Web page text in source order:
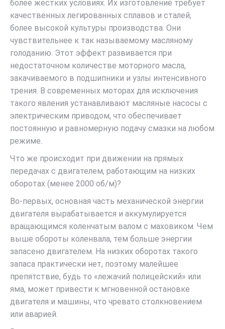
более жестких условиях. Их изготовление требует
качественных легированных сплавов и сталей,
более высокой культуры производства. Они
чувствительнее к так называемому масляному
голоданию. Этот эффект развивается при
недостаточном количестве моторного масла,
закачиваемого в подшипники и узлы интенсивного
трения. В современных моторах для исключения
такого явления устанавливают масляные насосы с
электрическим приводом, что обеспечивает
постоянную и равномерную подачу смазки на любом
режиме.
Что же происходит при движении на прямых
передачах с двигателем, работающим на низких
оборотах (менее 2000 об/м)?
Во-первых, основная часть механической энергии
двигателя вырабатывается и аккумулируется
вращающимся коленчатым валом с маховиком. Чем
выше обороты коленвала, тем больше энергии
запасено двигателем. На низких оборотах такого
запаса практически нет, поэтому малейшее
препятствие, будь то «лежачий полицейский» или
яма, может привести к мгновенной остановке
двигателя и машины, что чревато столкновением
или аварией.